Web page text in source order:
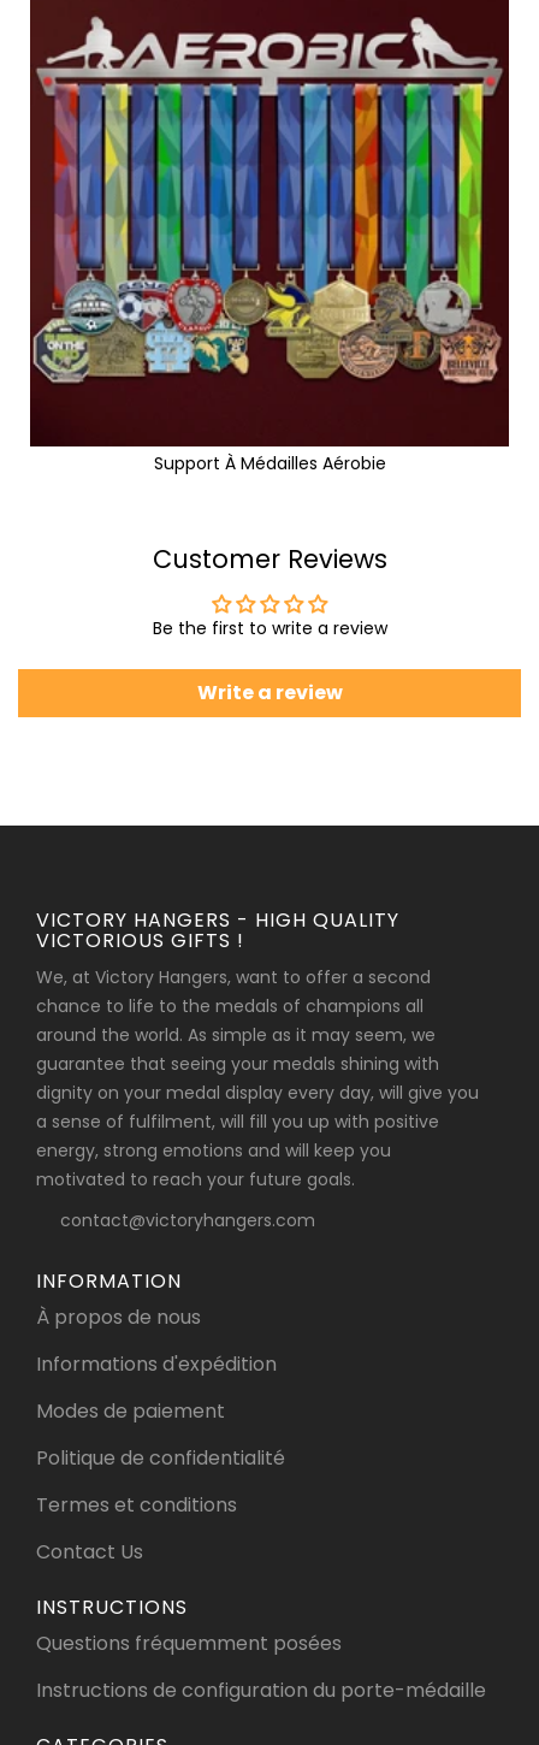
Support À Médailles Aérobie
Customer Reviews
Be the first to write a review
Write a review
VICTORY HANGERS - HIGH QUALITY
VICTORIOUS GIFTS !
We, at Victory Hangers, want to offer a second
chance to life to the medals of champions all
around the world. As simple as it may seem, we
guarantee that seeing your medals shining with
dignity on your medal display every day, will give you
a sense of fulfilment, will fill you up with positive
energy, strong emotions and will keep you
motivated to reach your future goals.
contact@victoryhangers.com
INFORMATION
À propos de nous
Informations d'expédition
Modes de paiement
Politique de confidentialité
Termes et conditions
Contact Us
INSTRUCTIONS
Questions fréquemment posées
Instructions de configuration du porte-médaille